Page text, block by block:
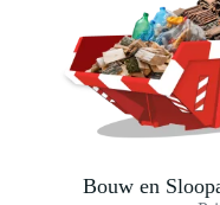
Bouw en